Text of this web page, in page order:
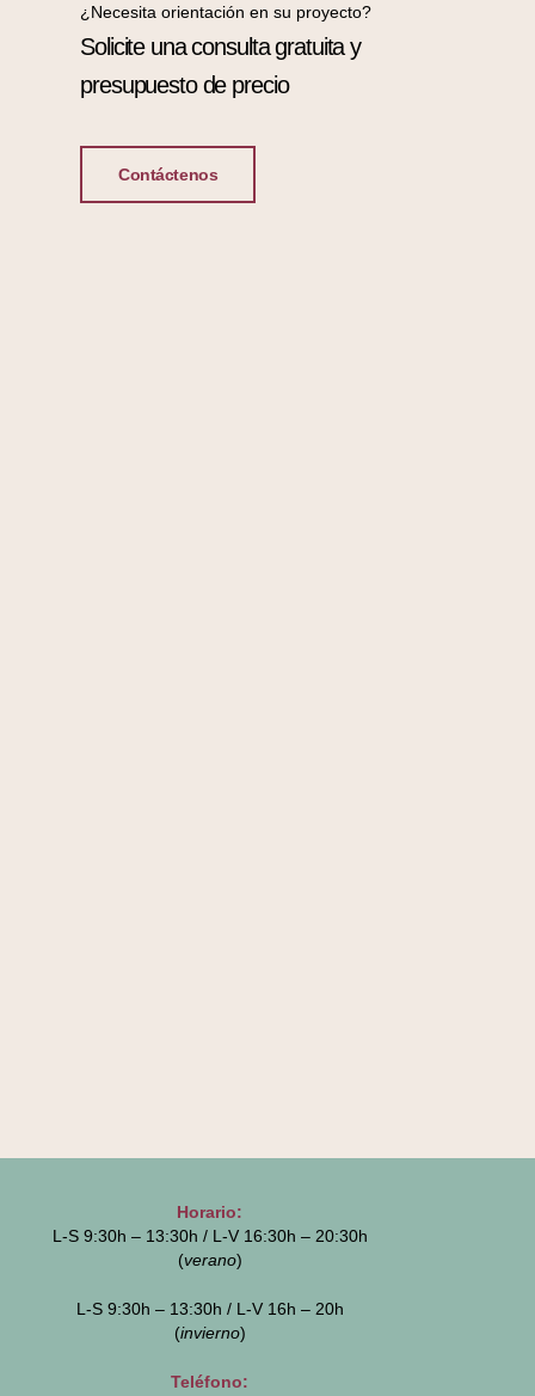
¿Necesita orientación en su proyecto?
Solicite una consulta gratuita y
presupuesto de precio
Contáctenos
Horario:
L-S 9:30h – 13:30h / L-V 16:30h – 20:30h
(verano)
L-S 9:30h – 13:30h / L-V 16h – 20h
(invierno)
Teléfono: